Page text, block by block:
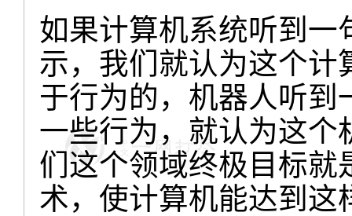
如果计算机系统听到一
示，我们就认为这个计
于行为的，机器人听
一些行为，就认为这个
们这个领域终极目标就
术，使计算机能达到这